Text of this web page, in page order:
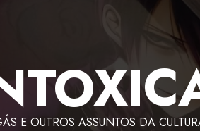
E OUTROS ASSUNTOS DA